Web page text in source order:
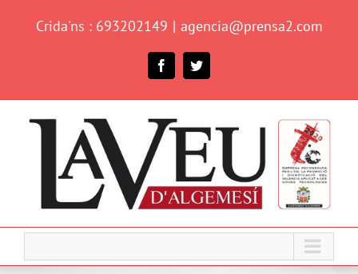
Crida'ns : 693202149 | agencia@prensa2.com
FacebookTwitter